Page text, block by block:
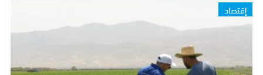
إقتصاد